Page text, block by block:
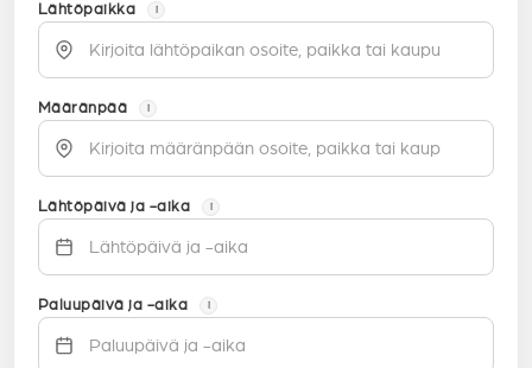
Lähtöpaikka i
Määränpää i
Lähtöpäivä ja -aika i
Paluupäivä ja -aika i